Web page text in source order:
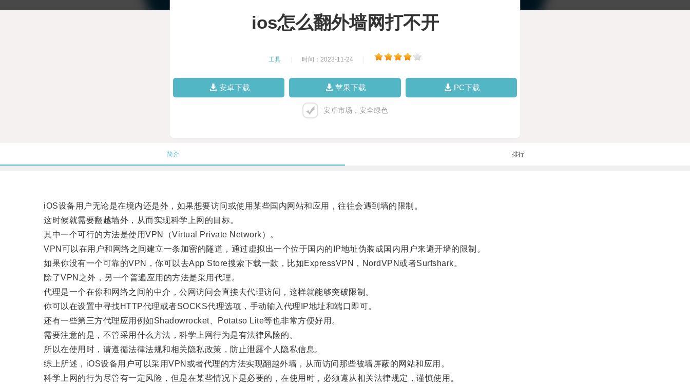
ios怎么翻外墙网打不开
工具 时间：2023-11-24
安卓下载 苹果下载 PC下载
安卓市场，安全绿色
简介 排行
iOS设备用户无论是在境内还是外，如果想要访问或使用某些国内网站和应用，往往会遇到墙的限制。
这时候就需要翻越墙外，从而实现科学上网的目标。
其中一个可行的方法是使用VPN（Virtual Private Network）。
VPN可以在用户和网络之间建立一条加密的隧道，通过虚拟出一个位于国内的IP地址伪装成国内用户来避开墙的限制。
如果你没有一个可靠的VPN，你可以去App Store搜索下载一款，比如ExpressVPN，NordVPN或者Surfshark。
除了VPN之外，另一个普遍应用的方法是采用代理。
代理是一个在你和网络之间的中介，公网访问会直接去代理访问，这样就能够突破限制。
你可以在设置中寻找HTTP代理或者SOCKS代理选项，手动输入代理IP地址和端口即可。
还有一些第三方代理应用例如Shadowrocket、Potatso Lite等也非常方便好用。
需要注意的是，不管采用什么方法，科学上网行为是有法律风险的。
所以在使用时，请遵循法律法规和相关隐私政策，防止泄露个人隐私信息。
综上所述，iOS设备用户可以采用VPN或者代理的方法实现翻越外墙，从而访问那些被墙屏蔽的网站和应用。
科学上网的行为尽管有一定风险，但是在某些情况下是必要的，在使用时，必须遵从相关法律规定，谨慎使用。